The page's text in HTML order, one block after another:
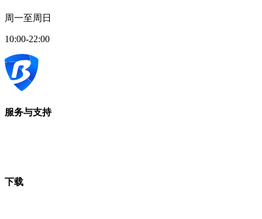
周一至周日
10:00-22:00
服务与支持
下载